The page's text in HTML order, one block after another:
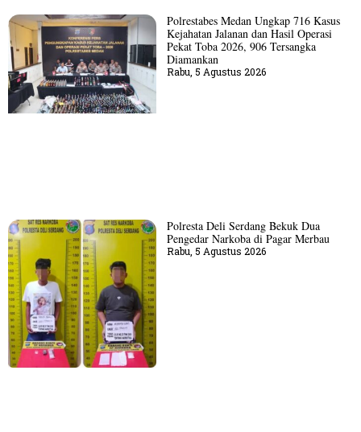
Polrestabes Medan Ungkap 716 Kasus
Kejahatan Jalanan dan Hasil Operasi
Pekat Toba 2026, 906 Tersangka
Diamankan
Rabu, 5 Agustus 2026
Polresta Deli Serdang Bekuk Dua
Pengedar Narkoba di Pagar Merbau
Rabu, 5 Agustus 2026